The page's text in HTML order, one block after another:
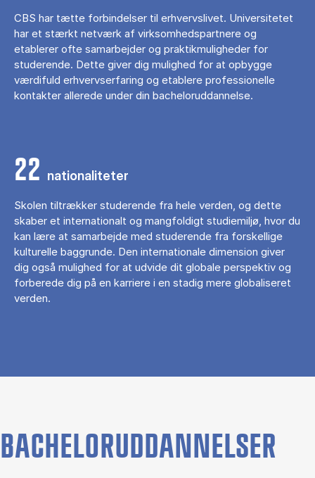
CBS har tætte forbindelser til erhvervslivet. Universitetet
har et stærkt netværk af virksomhedspartnere og
etablerer ofte samarbejder og praktikmuligheder for
studerende. Dette giver dig mulighed for at opbygge
værdifuld erhvervserfaring og etablere professionelle
kontakter allerede under din bacheloruddannelse.
22 nationaliteter
Skolen tiltrækker studerende fra hele verden, og dette
skaber et internationalt og mangfoldigt studiemiljø, hvor du
kan lære at samarbejde med studerende fra forskellige
kulturelle baggrunde. Den internationale dimension giver
dig også mulighed for at udvide dit globale perspektiv og
forberede dig på en karriere i en stadig mere globaliseret
verden.
BACHELORUDDANNELSER